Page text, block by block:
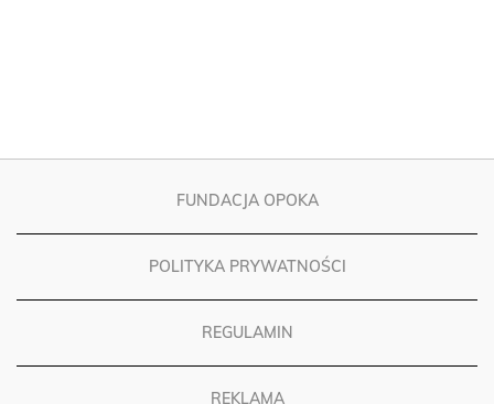
FUNDACJA OPOKA
POLITYKA PRYWATNOŚCI
REGULAMIN
REKLAMA